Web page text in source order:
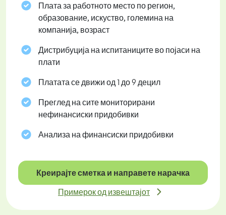
Плата за работното место по регион,
образование, искуство, големина на
компанија, возраст
Дистрибуција на испитаниците во појаси на
плати
Платата се движи од 1 до 9 децил
Преглед на сите мониторирани
нефинансиски придобивки
Анализа на финансиски придобивки
Креирајте сметка и направете нарачка
Примерок од извештајот